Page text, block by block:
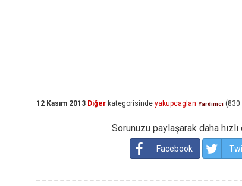
12 Kasım 2013 Diğer kategorisinde yakupcaglan Yardımcı (830
Sorunuzu paylaşarak daha hızlı
Facebook